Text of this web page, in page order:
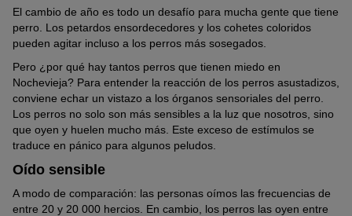
El cambio de año es todo un desafío para mucha gente que tiene
perro. Los petardos ensordecedores y los cohetes coloridos
pueden agitar incluso a los perros más sosegados.
Pero ¿por qué hay tantos perros que tienen miedo en
Nochevieja? Para entender la reacción de los perros asustadizos,
conviene echar un vistazo a los órganos sensoriales del perro.
Los perros no solo son más sensibles a la luz que nosotros, sino
que oyen y huelen mucho más. Este exceso de estímulos se
traduce en pánico para algunos peludos.
Oído sensible
A modo de comparación: las personas oímos las frecuencias de
entre 20 y 20 000 hercios. En cambio, los perros las oyen entre